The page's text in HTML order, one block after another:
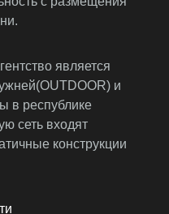
является
и
в республике
сеть входят
конструкции